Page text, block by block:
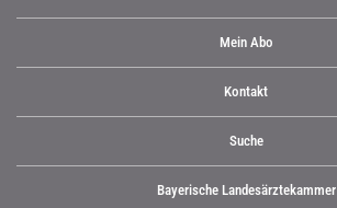
Mein Abo
Kontakt
Suche
Bayerische Landesärztekammer